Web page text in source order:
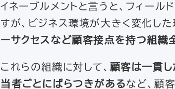
イネーブルメントと言うと、フィー
すが、ビジネス環境が大きく変化し
ーサクセスなど顧客接点を持つ組織
これらの組織に対して、 顧客は一貫し
当者ごとにばらつきがあるなど、顧